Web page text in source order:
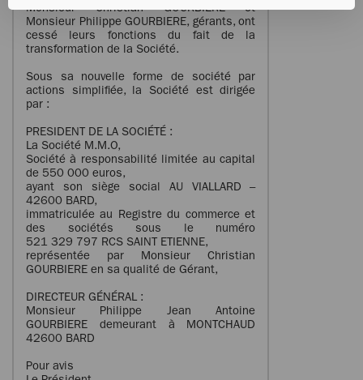
Monsieur Christian GOURBIERE et
Monsieur Philippe GOURBIERE, gérants, ont
cessé leurs fonctions du fait de la
transformation de la Société.
Sous sa nouvelle forme de société par
actions simplifiée, la Société est dirigée
par :
PRESIDENT DE LA SOCIÉTÉ :
La Société M.M.O,
Société à responsabilité limitée au capital
de 550 000 euros,
ayant son siège social AU VIALLARD –
42600 BARD,
immatriculée au Registre du commerce et
des sociétés sous le numéro
521 329 797 RCS SAINT ETIENNE,
représentée par Monsieur Christian
GOURBIERE en sa qualité de Gérant,
DIRECTEUR GÉNÉRAL :
Monsieur Philippe Jean Antoine
GOURBIERE demeurant à MONTCHAUD
42600 BARD
Pour avis